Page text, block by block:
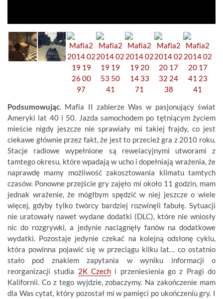
Podsumowując. Mafia II zabierze Was w pasjonujący świat
Ameryki lat 40 i 50. Jazda samochodem po tętniącym życiem
mieście nigdy jeszcze nie sprawiały mi takiej frajdy, co jest
ciekawe głównie przez fakt, że jest to przecież gra z 2010 roku.
Stacje radiowe wypełnione są rewelacyjnymi utworami z
tamtego okresu, które wpadają w ucho i dopełniają wrażenia, że
naprawdę mamy możliwość zakosztowania klimatu tamtych
czasów. Ponowne przejście gry zajęło mi około 11 godzin, mam
jednak wrażenie, że mógłbym spędzić w niej jeszcze o wiele
więcej, gdyby tylko twórcy bardziej rozwinęli fabułę. Sytuacji
nie uratowały nawet wydane dodatki (DLC), które nie wniosły
nic do rozgrywki, a jedynie naciągnęły fanów na dodatkowe
wydatki. Pozostaje jedynie czekać na kolejną odsłonę cyklu,
która powinna pojawić się w przeciągu kilku lat… co ostatnio
stało pod znakiem zapytania w wyniku informacji o
reorganizacji studia 2K Czech i przeniesienia go z Pragi do
Kalifornii. Co z tego wyjdzie, zobaczymy. Na zakończenie mam
dla Was cytat, który pozostał mi w pamięci po ukończeniu gry. I